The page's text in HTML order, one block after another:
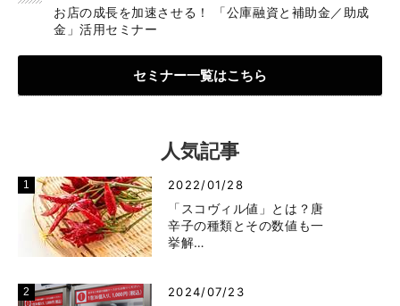
お店の成長を加速させる！ 「公庫融資と補助金／助成
金」活用セミナー
セミナー一覧はこちら
人気記事
2022/01/28
「スコヴィル値」とは？唐
辛子の種類とその数値も一
挙解…
2024/07/23